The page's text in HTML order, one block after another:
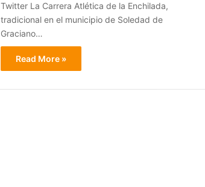
Twitter La Carrera Atlética de la Enchilada,
tradicional en el municipio de Soledad de
Graciano…
Read More »